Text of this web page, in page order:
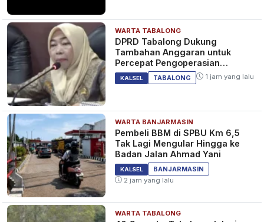
WARTA TABALONG
DPRD Tabalong Dukung
Tambahan Anggaran untuk
Percepat Pengoperasian
Bandara Warukin
KALSEL TABALONG 1 jam yang lalu
WARTA BANJARMASIN
Pembeli BBM di SPBU Km 6,5
Tak Lagi Mengular Hingga ke
Badan Jalan Ahmad Yani
KALSEL
BANJARMASIN
2 jam yang lalu
WARTA TABALONG